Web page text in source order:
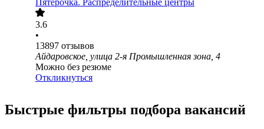
Пятёрочка. Распределительные центры
3.6
•
13897 отзывов
Айдаровское, улица 2-я Промышленная зона, 4
Можно без резюме
Откликнуться
Быстрые фильтры подбора вакансий